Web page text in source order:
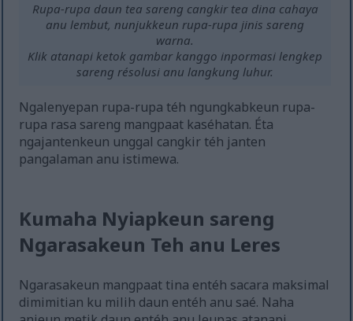
Rupa-rupa daun tea sareng cangkir tea dina cahaya
anu lembut, nunjukkeun rupa-rupa jinis sareng
warna.
Klik atanapi ketok gambar kanggo inpormasi lengkep
sareng résolusi anu langkung luhur.
Ngalenyepan rupa-rupa téh ngungkabkeun rupa-
rupa rasa sareng mangpaat kaséhatan. Éta
ngajantenkeun unggal cangkir téh janten
pangalaman anu istimewa.
Kumaha Nyiapkeun sareng
Ngarasakeun Teh anu Leres
Ngarasakeun mangpaat tina entéh sacara maksimal
dimimitian ku milih daun entéh anu saé. Naha